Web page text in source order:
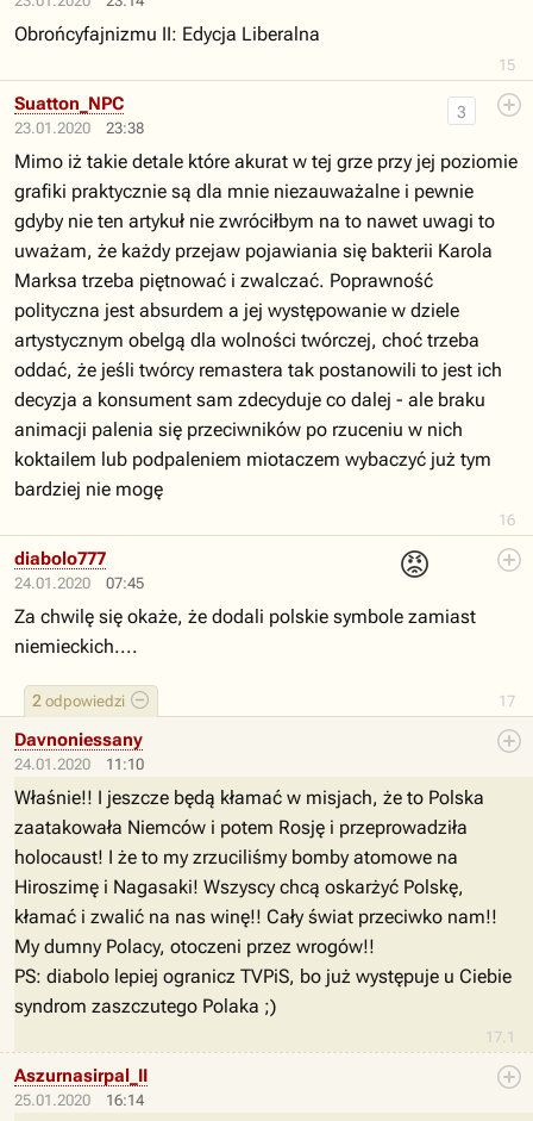
15
Obrońcyfajnizmu II: Edycja Liberalna
23.01.2020 23:38
16
3
Suatton_NPC
Mimo iż takie detale które akurat w tej grze przy jej poziomie
grafiki praktycznie są dla mnie niezauważalne i pewnie
gdyby nie ten artykuł nie zwróciłbym na to nawet uwagi to
uważam, że każdy przejaw pojawiania się bakterii Karola
Marksa trzeba piętnować i zwalczać. Poprawność
polityczna jest absurdem a jej występowanie w dziele
artystycznym obelgą dla wolności twórczej, choć trzeba
oddać, że jeśli twórcy remastera tak postanowili to jest ich
decyzja a konsument sam zdecyduje co dalej - ale braku
animacji palenia się przeciwników po rzuceniu w nich
koktailem lub podpaleniem miotaczem wybaczyć już tym
bardziej nie mogę
24.01.2020 07:45
😡
17
2 odpowiedzi
diabolo777
Za chwilę się okaże, że dodali polskie symbole zamiast
niemieckich....
24.01.2020 11:10
17.1
Davnoniessany
Właśnie!! I jeszcze będą kłamać w misjach, że to Polska
zaatakowała Niemców i potem Rosję i przeprowadziła
holocaust! I że to my zrzuciliśmy bomby atomowe na
Hiroszimę i Nagasaki! Wszyscy chcą oskarżyć Polskę,
kłamać i zwalić na nas winę!! Cały świat przeciwko nam!!
My dumny Polacy, otoczeni przez wrogów!!
PS: diabolo lepiej ogranicz TVPiS, bo już występuje u Ciebie
syndrom zaszczutego Polaka ;)
25.01.2020 16:14
Aszurnasirpal_II